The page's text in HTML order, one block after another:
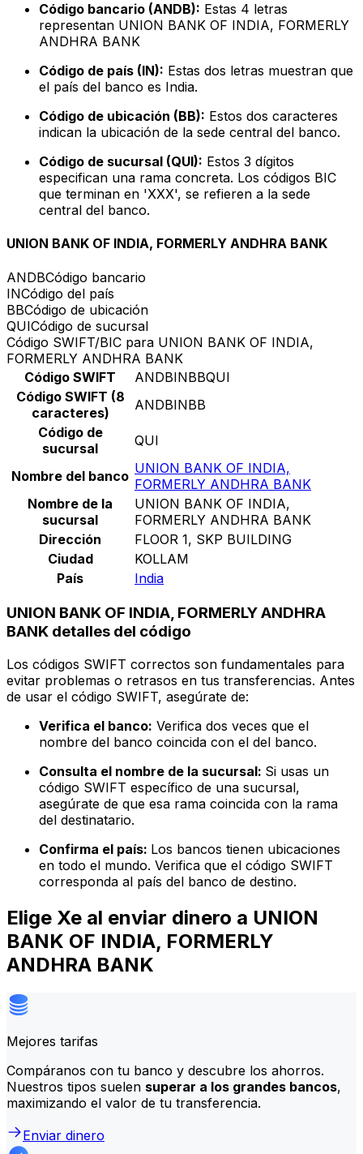
Código bancario (ANDB): Estas 4 letras
representan UNION BANK OF INDIA, FORMERLY
ANDHRA BANK
Código de país (IN): Estas dos letras muestran que
el país del banco es India.
Código de ubicación (BB): Estos dos caracteres
indican la ubicación de la sede central del banco.
Código de sucursal (QUI): Estos 3 dígitos
especifican una rama concreta. Los códigos BIC
que terminan en 'XXX', se refieren a la sede
central del banco.
UNION BANK OF INDIA, FORMERLY ANDHRA BANK
ANDBCódigo bancario
INCódigo del país
BBCódigo de ubicación
QUICódigo de sucursal
Código SWIFT/BIC para UNION BANK OF INDIA,
FORMERLY ANDHRA BANK
Código SWIFT
ANDBINBBQUI
Código SWIFT (8
caracteres)
ANDBINBB
Código de
sucursal
QUI
Nombre del banco UNION BANK OF INDIA,
FORMERLY ANDHRA BANK
Nombre de la
sucursal
UNION BANK OF INDIA,
FORMERLY ANDHRA BANK
Dirección
FLOOR 1, SKP BUILDING
Ciudad
KOLLAM
País
India
UNION BANK OF INDIA, FORMERLY ANDHRA
BANK detalles del código
Los códigos SWIFT correctos son fundamentales para
evitar problemas o retrasos en tus transferencias. Antes
de usar el código SWIFT, asegúrate de:
Verifica el banco: Verifica dos veces que el
nombre del banco coincida con el del banco.
Consulta el nombre de la sucursal: Si usas un
código SWIFT específico de una sucursal,
asegúrate de que esa rama coincida con la rama
del destinatario.
Confirma el país: Los bancos tienen ubicaciones
en todo el mundo. Verifica que el código SWIFT
corresponda al país del banco de destino.
Elige Xe al enviar dinero a UNION
BANK OF INDIA, FORMERLY
ANDHRA BANK
Mejores tarifas
Compáranos con tu banco y descubre los ahorros.
Nuestros tipos suelen superar a los grandes bancos,
maximizando el valor de tu transferencia.
Enviar dinero